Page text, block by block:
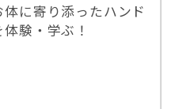
に寄り添ったハンド
験・学ぶ！